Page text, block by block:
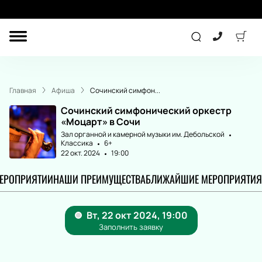
СПОРТ
Главная Афиша Сочинский симфон...
Сочинский симфонический оркестр
«Моцарт» в Сочи
Зал органной и камерной музыки им. Дебольской
Классика
6+
22 окт. 2024
19:00
НАШИ ПРЕИМУЩЕСТВАБЛИЖАЙШИЕ МЕРОПРИЯТИЯ